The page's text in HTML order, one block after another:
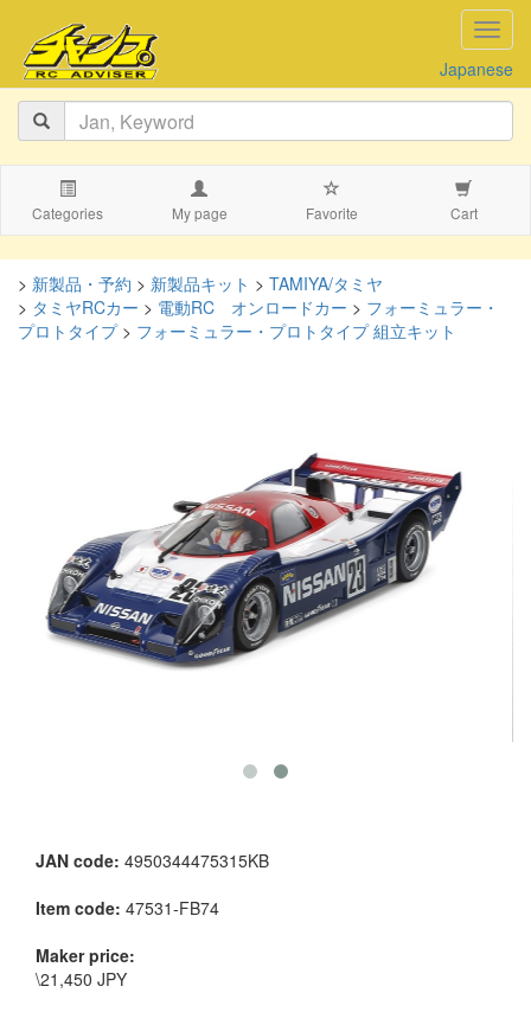
Japanese
Categories My page Favorite Cart
> 新製品・予約 > 新製品キット > TAMIYA/タミヤ
> タミヤRCカー > 電動RC オンロードカー > フォーミュラー・
プロトタイプ> フォーミュラー・プロトタイプ 組立キット
JAN code: 4950344475315KB
Item code: 47531-FB74
Maker price:
\21,450 JPY